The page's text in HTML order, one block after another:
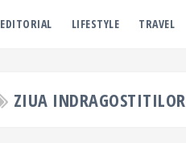
EDITORIAL LIFESTYLE TRAVEL
ZIUA INDRAGOSTITILOR